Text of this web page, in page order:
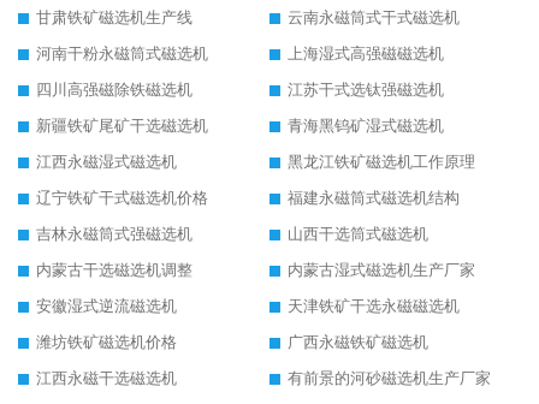
甘肃铁矿磁选机生产线
云南永磁筒式干式磁选机
河南干粉永磁筒式磁选机
上海湿式高强磁磁选机
四川高强磁除铁磁选机
江苏干式选钛强磁选机
新疆铁矿尾矿干选磁选机
青海黑钨矿湿式磁选机
江西永磁湿式磁选机
黑龙江铁矿磁选机工作原理
辽宁铁矿干式磁选机价格
福建永磁筒式磁选机结构
吉林永磁筒式强磁选机
山西干选筒式磁选机
内蒙古干选磁选机调整
内蒙古湿式磁选机生产厂家
安徽湿式逆流磁选机
天津铁矿干选永磁磁选机
潍坊铁矿磁选机价格
广西永磁铁矿磁选机
江西永磁干选磁选机
有前景的河砂磁选机生产厂家